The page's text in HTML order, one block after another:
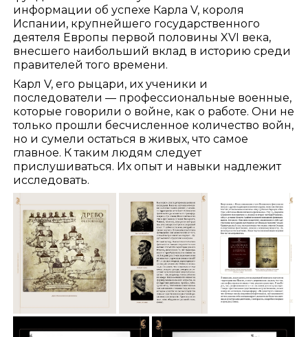
информации об успехе Карла V, короля
Испании, крупнейшего государственного
деятеля Европы первой половины XVI века,
внесшего наибольший вклад в историю среди
правителей того времени.
Карл V, его рыцари, их ученики и
последователи — профессиональные военные,
которые говорили о войне, как о работе. Они не
только прошли бесчисленное количество войн,
но и сумели остаться в живых, что самое
главное. К таким людям следует
прислушиваться. Их опыт и навыки надлежит
исследовать.